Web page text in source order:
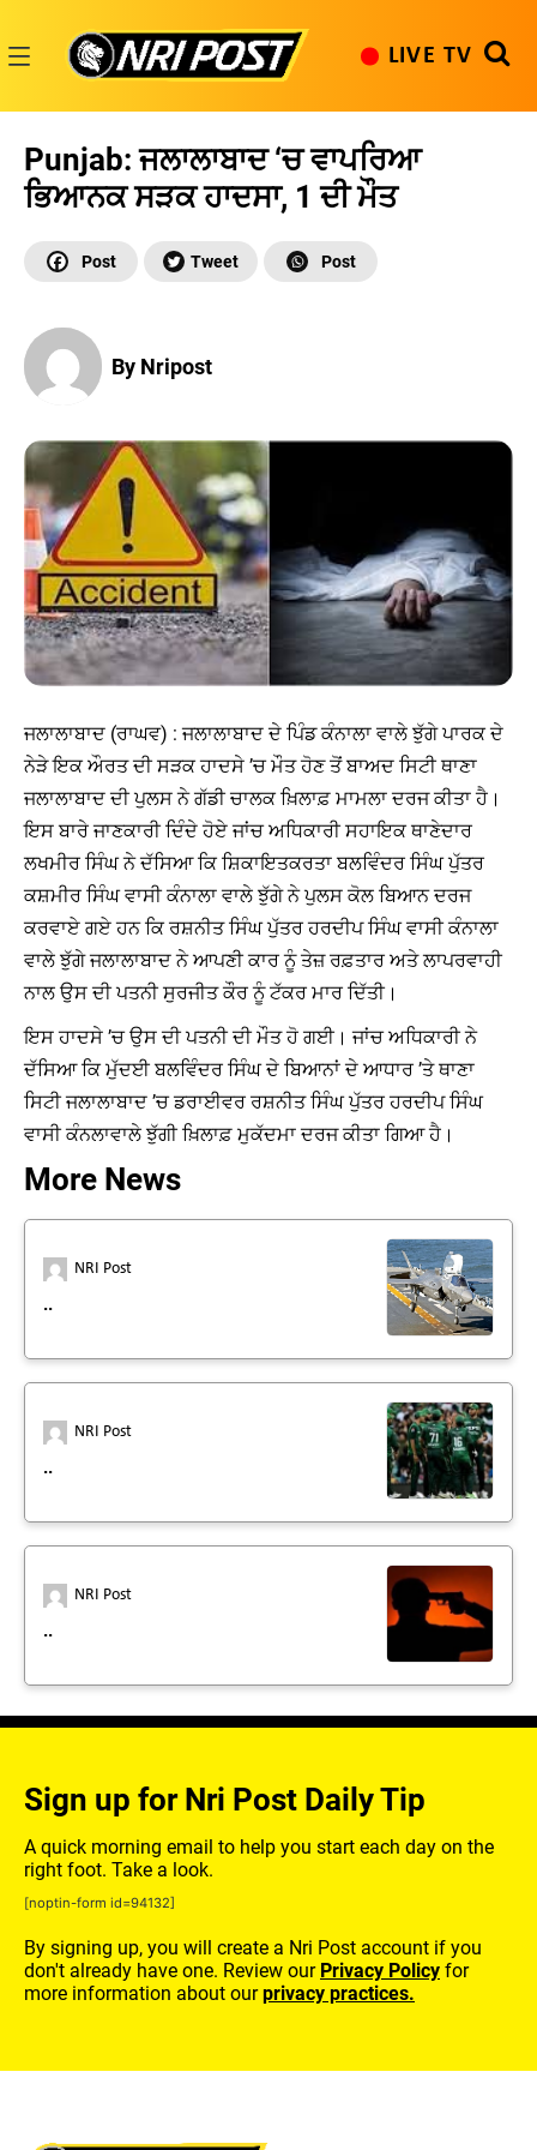
content
LIVE TV
Punjab: ਜਲਾਲਾਬਾਦ ‘ਚ ਵਾਪਰਿਆ
ਭਿਆਨਕ ਸੜਕ ਹਾਦਸਾ, 1 ਦੀ ਮੌਤ
By Nripost
ਜਲਾਲਾਬਾਦ (ਰਾਘਵ) : ਜਲਾਲਾਬਾਦ ਦੇ ਪਿੰਡ ਕੰਨਾਲਾ ਵਾਲੇ ਝੁੱਗੇ ਪਾਰਕ ਦੇ
ਨੇੜੇ ਇਕ ਔਰਤ ਦੀ ਸੜਕ ਹਾਦਸੇ ’ਚ ਮੌਤ ਹੋਣ ਤੋਂ ਬਾਅਦ ਸਿਟੀ ਥਾਣਾ
ਜਲਾਲਾਬਾਦ ਦੀ ਪੁਲਸ ਨੇ ਗੱਡੀ ਚਾਲਕ ਖ਼ਿਲਾਫ਼ ਮਾਮਲਾ ਦਰਜ ਕੀਤਾ ਹੈ।
ਇਸ ਬਾਰੇ ਜਾਣਕਾਰੀ ਦਿੰਦੇ ਹੋਏ ਜਾਂਚ ਅਧਿਕਾਰੀ ਸਹਾਇਕ ਥਾਣੇਦਾਰ
ਲਖਮੀਰ ਸਿੰਘ ਨੇ ਦੱਸਿਆ ਕਿ ਸ਼ਿਕਾਇਤਕਰਤਾ ਬਲਵਿੰਦਰ ਸਿੰਘ ਪੁੱਤਰ
ਕਸ਼ਮੀਰ ਸਿੰਘ ਵਾਸੀ ਕੰਨਾਲਾ ਵਾਲੇ ਝੁੱਗੇ ਨੇ ਪੁਲਸ ਕੋਲ ਬਿਆਨ ਦਰਜ
ਕਰਵਾਏ ਗਏ ਹਨ ਕਿ ਰਸ਼ਨੀਤ ਸਿੰਘ ਪੁੱਤਰ ਹਰਦੀਪ ਸਿੰਘ ਵਾਸੀ ਕੰਨਾਲਾ
ਵਾਲੇ ਝੁੱਗੇ ਜਲਾਲਾਬਾਦ ਨੇ ਆਪਣੀ ਕਾਰ ਨੂੰ ਤੇਜ਼ ਰਫ਼ਤਾਰ ਅਤੇ ਲਾਪਰਵਾਹੀ
ਨਾਲ ਉਸ ਦੀ ਪਤਨੀ ਸੁਰਜੀਤ ਕੌਰ ਨੂੰ ਟੱਕਰ ਮਾਰ ਦਿੱਤੀ।
ਇਸ ਹਾਦਸੇ ’ਚ ਉਸ ਦੀ ਪਤਨੀ ਦੀ ਮੌਤ ਹੋ ਗਈ। ਜਾਂਚ ਅਧਿਕਾਰੀ ਨੇ
ਦੱਸਿਆ ਕਿ ਮੁੱਦਈ ਬਲਵਿੰਦਰ ਸਿੰਘ ਦੇ ਬਿਆਨਾਂ ਦੇ ਆਧਾਰ ’ਤੇ ਥਾਣਾ
ਸਿਟੀ ਜਲਾਲਾਬਾਦ ’ਚ ਡਰਾਈਵਰ ਰਸ਼ਨੀਤ ਸਿੰਘ ਪੁੱਤਰ ਹਰਦੀਪ ਸਿੰਘ
ਵਾਸੀ ਕੰਨਲਾਵਾਲੇ ਝੁੱਗੀ ਖ਼ਿਲਾਫ਼ ਮੁਕੱਦਮਾ ਦਰਜ ਕੀਤਾ ਗਿਆ ਹੈ।
More News
NRI Post
..
NRI Post
..
NRI Post
..
Sign up for Nri Post Daily Tip
A quick morning email to help you start each day on the
right foot. Take a look.
[noptin-form id=94132]
By signing up, you will create a Nri Post account if you
don't already have one. Review our Privacy Policy for
more information about ourprivacy practices.